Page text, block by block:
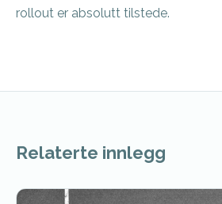
rollout er absolutt tilstede.
Relaterte innlegg